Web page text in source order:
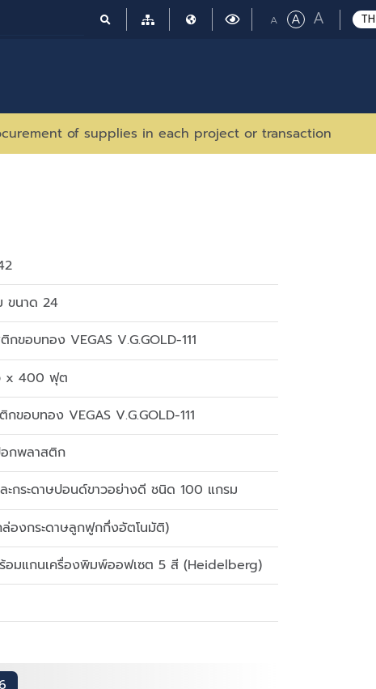
TH
ASmall
ARegular
A Large
font
of supplies in each project or transaction
ขนาด 24
ขอบทอง VEGAS V.G.GOLD-111
x 400 ฟุต
ขอบทอง VEGAS V.G.GOLD-111
อกพลาสติก
กระดาษปอนด์ขาวอย่างดี ชนิด 100 แกรม
องกระดาษลูกฟูกกึ่งอัตโนมัติ)
ร้อมแกนเครื่องพิมพ์ออฟเซต 5 สี (Heidelberg)